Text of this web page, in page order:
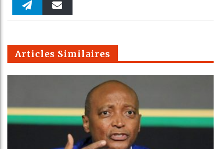
Faceboo Twitter
m
Articles Similaires